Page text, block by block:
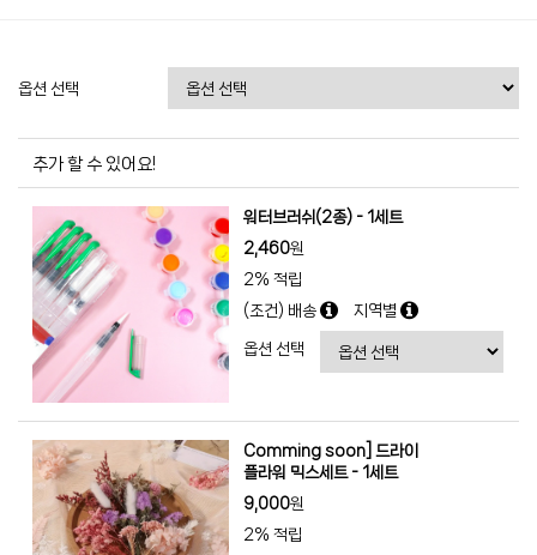
옵션 선택
추가 할 수 있어요!
워터브러쉬(2종) - 1세트
2,460원
2% 적립
(조건) 배송
지역별
옵션 선택
Comming soon] 드라이
플라워 믹스세트 - 1세트
9,000원
2% 적립